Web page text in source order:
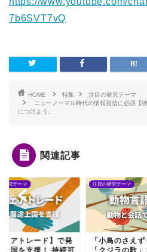
7b6SVT7vQ
HOME 特集
注目の研究テーマ
ニューノーマル時代の情報発信に必須【
につけよう。
関連記事
研究テーマ
ェアトレード】で発
上国を支援！ 持続可
注目の研究テーマ
「小鳥のさえ
「クジラの歌」